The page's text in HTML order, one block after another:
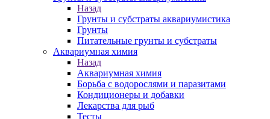
Назад
Грунты и субстраты аквариумистика
Грунты
Питательные грунты и субстраты
Аквариумная химия
Назад
Аквариумная химия
Борьба с водорослями и паразитами
Кондиционеры и добавки
Лекарства для рыб
Тесты